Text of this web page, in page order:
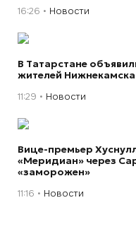
16:26 Новости
В Татарстане
жителей
11:29 Новости
Вице-премьер
«Меридиан» через
«заморожен»
11:16 Новости